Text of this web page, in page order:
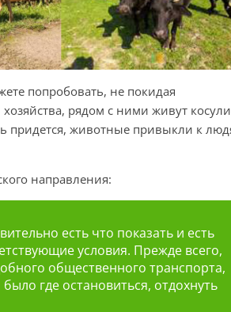
попробовать, не покидая
рядом с ними живут
придется, животные привыкли к
направления:
есть что показать и есть
условия. Прежде всего,
общественного транспорта,
где остановиться, отдохнуть